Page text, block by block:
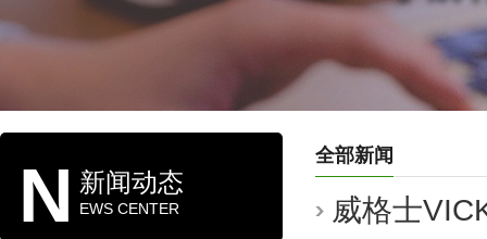
N 新闻动态
EWS CENTER
全部新闻
威格士